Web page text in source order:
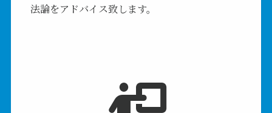
法論をアドバイス致します。